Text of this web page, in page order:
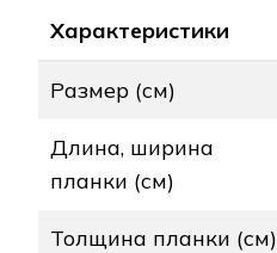
Характеристики
Размер (см)
Длина, ширина
планки (см)
Толщина планки (см)